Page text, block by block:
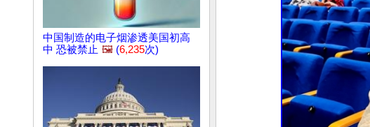
中国制造的电子烟渗透美国初高
中 恐被禁止 🖼️ (6,235次)